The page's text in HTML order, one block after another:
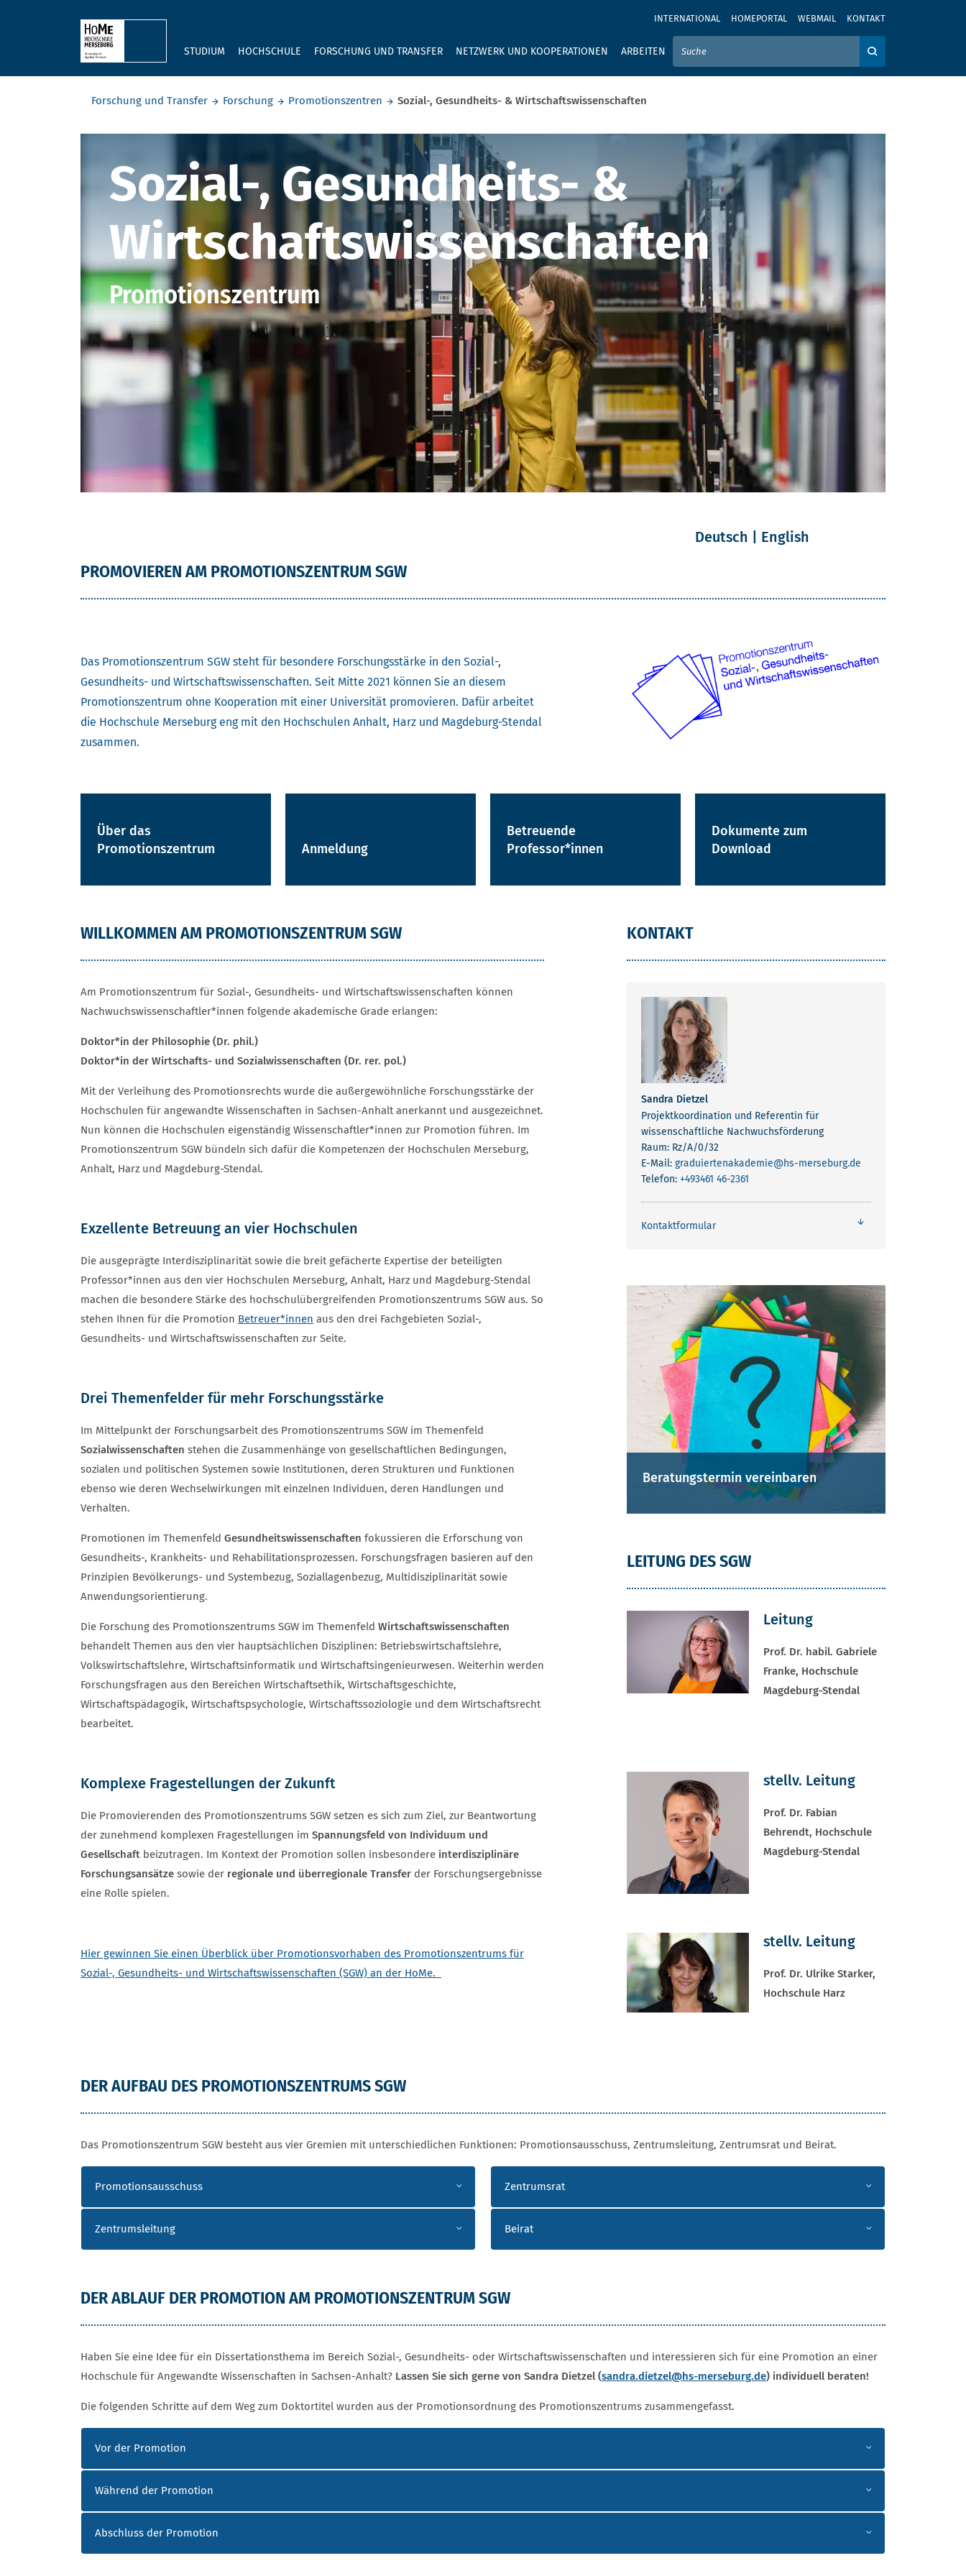
INTERNATIONAL HOMEPORTAL WEBMAIL KONTAKT
STUDIUM HOCHSCHULE FORSCHUNG UND TRANSFER NETZWERK UND KOOPERATIONEN ARBEITEN
GEBEN SIE HIER IHREN SUCHBEGRIFF EIN
Forschung und Transfer
Forschung Promotionszentren Sozial-, Gesundheits- & Wirtschaftswissenschaften
Sozial-, Gesundheits- &
Sozial-, Gesundheits- &
Wirtschaftswissenschaften
Promotionszentrum
Deutsch | English
PROMOVIEREN AM PROMOTIONSZENTRUM SGW
Das Promotionszentrum SGW steht für besondere Forschungsstärke in den Sozial-,
Gesundheits- und Wirtschaftswissenschaften. Seit Mitte 2021 können Sie an diesem
Promotionszentrum ohne Kooperation mit einer Universität promovieren. Dafür arbeitet
die Hochschule Merseburg eng mit den Hochschulen Anhalt, Harz und Magdeburg-Stendal
zusammen.
Über das
Promotionszentrum
Anmeldung
Betreuende
Professor*innen
Dokumente zum
Download
WILLKOMMEN AM PROMOTIONSZENTRUM SGW
Am Promotionszentrum für Sozial-, Gesundheits- und Wirtschaftswissenschaften können
Nachwuchswissenschaftler*innen folgende akademische Grade erlangen:
Doktor*in der Philosophie (Dr. phil.)
Doktor*in der Wirtschafts- und Sozialwissenschaften (Dr. rer. pol.)
Mit der Verleihung des Promotionsrechts wurde die außergewöhnliche Forschungsstärke der
Hochschulen für angewandte Wissenschaften in Sachsen-Anhalt anerkannt und ausgezeichnet.
Nun können die Hochschulen eigenständig Wissenschaftler*innen zur Promotion führen. Im
Promotionszentrum SGW bündeln sich dafür die Kompetenzen der Hochschulen Merseburg,
Anhalt, Harz und Magdeburg-Stendal.
Exzellente Betreuung an vier Hochschulen
Die ausgeprägte Interdisziplinarität sowie die breit gefächerte Expertise der beteiligten
Professor*innen aus den vier Hochschulen Merseburg, Anhalt, Harz und Magdeburg-Stendal
machen die besondere Stärke des hochschulübergreifenden Promotionszentrums SGW aus. So
stehen Ihnen für die Promotion Betreuer*innen aus den drei Fachgebieten Sozial-,
Gesundheits- und Wirtschaftswissenschaften zur Seite.
Drei Themenfelder für mehr Forschungsstärke
Im Mittelpunkt der Forschungsarbeit des Promotionszentrums SGW im Themenfeld
Sozialwissenschaften stehen die Zusammenhänge von gesellschaftlichen Bedingungen,
sozialen und politischen Systemen sowie Institutionen, deren Strukturen und Funktionen
ebenso wie deren Wechselwirkungen mit einzelnen Individuen, deren Handlungen und
Verhalten.
Promotionen im Themenfeld Gesundheitswissenschaften fokussieren die Erforschung von
Gesundheits-, Krankheits- und Rehabilitationsprozessen. Forschungsfragen basieren auf den
Prinzipien Bevölkerungs- und Systembezug, Soziallagenbezug, Multidisziplinarität sowie
Anwendungsorientierung.
Die Forschung des Promotionszentrums SGW im Themenfeld Wirtschaftswissenschaften
behandelt Themen aus den vier hauptsächlichen Disziplinen: Betriebswirtschaftslehre,
Volkswirtschaftslehre, Wirtschaftsinformatik und Wirtschaftsingenieurwesen. Weiterhin werden
Forschungsfragen aus den Bereichen Wirtschaftsethik, Wirtschaftsgeschichte,
Wirtschaftspädagogik, Wirtschaftspsychologie, Wirtschaftssoziologie und dem Wirtschaftsrecht
bearbeitet.
Komplexe Fragestellungen der Zukunft
Die Promovierenden des Promotionszentrums SGW setzen es sich zum Ziel, zur Beantwortung
der zunehmend komplexen Fragestellungen im Spannungsfeld von Individuum und
Gesellschaft beizutragen. Im Kontext der Promotion sollen insbesondere interdisziplinäre
Forschungsansätze sowie der regionale und überregionale Transfer der Forschungsergebnisse
eine Rolle spielen.
Hier gewinnen Sie einen Überblick über Promotionsvorhaben des Promotionszentrums für
Sozial-, Gesundheits- und Wirtschaftswissenschaften (SGW) an der HoMe.
KONTAKT
Sandra Dietzel
Projektkoordination und Referentin für
wissenschaftliche Nachwuchsförderung
Raum: Rz/A/0/32
E-Mail: graduiertenakademie@hs-merseburg.de
Telefon: +493461 46-2361
Kontaktformular
Beratungstermin vereinbaren
LEITUNG DES SGW
Leitung
Prof. Dr. habil. Gabriele
Franke, Hochschule
Magdeburg-Stendal
stellv. Leitung
Prof. Dr. Fabian
Behrendt, Hochschule
Magdeburg-Stendal
stellv. Leitung
Prof. Dr. Ulrike Starker,
Hochschule Harz
DER AUFBAU DES PROMOTIONSZENTRUMS SGW
Das Promotionszentrum SGW besteht aus vier Gremien mit unterschiedlichen Funktionen: Promotionsausschuss, Zentrumsleitung, Zentrumsrat und Beirat.
Promotionsausschuss
Zentrumsleitung
Zentrumsrat
Beirat
DER ABLAUF DER PROMOTION AM PROMOTIONSZENTRUM SGW
Haben Sie eine Idee für ein Dissertationsthema im Bereich Sozial-, Gesundheits- oder Wirtschaftswissenschaften und interessieren sich für eine Promotion an einer
Hochschule für Angewandte Wissenschaften in Sachsen-Anhalt? Lassen Sie sich gerne von Sandra Dietzel (sandra.dietzel@hs-merseburg.de) individuell beraten!
Die folgenden Schritte auf dem Weg zum Doktortitel wurden aus der Promotionsordnung des Promotionszentrums zusammengefasst.
Vor der Promotion
Während der Promotion
Abschluss der Promotion